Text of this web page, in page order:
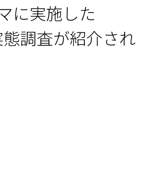
に実施した
調査が紹介され